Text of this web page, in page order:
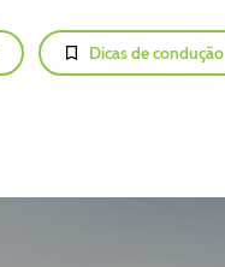
Dicas de condução